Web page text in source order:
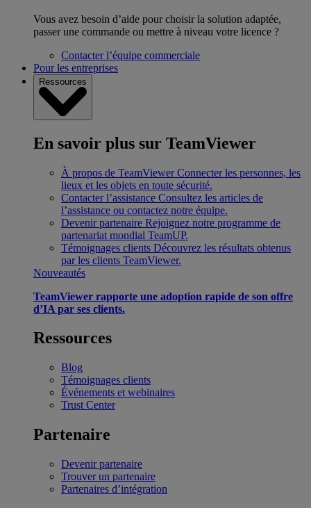
Vous avez besoin d’aide pour choisir la solution adaptée,
passer une commande ou mettre à niveau votre licence ?
Contacter l’équipe commerciale
Pour les entreprises
Ressources
En savoir plus sur TeamViewer
À propos de TeamViewer Connecter les personnes, les
lieux et les objets en toute sécurité.
Contacter l’assistance Consultez les articles de
l’assistance ou contactez notre équipe.
Devenir partenaire Rejoignez notre programme de
partenariat mondial TeamUP.
Témoignages clients Découvrez les résultats obtenus
par les clients TeamViewer.
Nouveautés
TeamViewer rapporte une adoption rapide de son offre
d’IA par ses clients.
Ressources
Blog
Témoignages clients
Événements et webinaires
Trust Center
Partenaire
Devenir partenaire
Trouver un partenaire
Partenaires d’intégration